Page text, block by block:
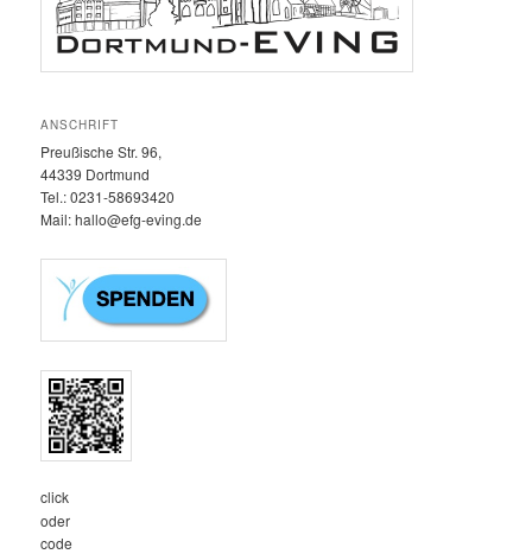
ANSCHRIFT
Preußische Str. 96,
44339 Dortmund
Tel.: 0231-58693420‬
Mail: hallo@efg-eving.de
click
oder
code